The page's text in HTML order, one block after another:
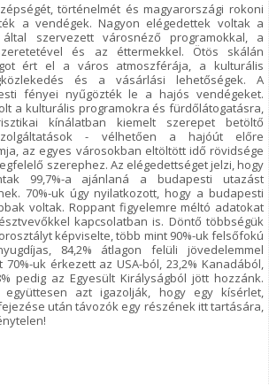
történelmét és magyarországi rokoni
a vendégek. Nagyon elégedettek voltak a
szervezett városnéző programokkal, a
és az éttermekkel. Ötös skálán
ért el a város atmoszférája, a kulturális
és a vásárlási lehetőségek. A
fényei nyűgözték le a hajós vendégeket.
a kulturális programokra és fürdőlátogatásra,
kínálatban kiemelt szerepet betöltő
- vélhetően a hajóút előre
az egyes városokban eltöltött idő rövidsége
szerephez. Az elégedettséget jelzi, hogy
99,7%-a ajánlaná a budapesti utazást
70%-uk úgy nyilatkozott, hogy a budapesti
voltak. Roppant figyelemre méltó adatokat
kapcsolatban is. Döntő többségük
képviselte, több mint 90%-uk felsőfokú
84,2% átlagon felüli jövedelemmel
uk érkezett az USA-ból, 23,2% Kanadából,
pedig az Egyesült Királyságból jött hozzánk.
azt igazolják, hogy egy kísérlet,
után távozók egy részének itt tartására,